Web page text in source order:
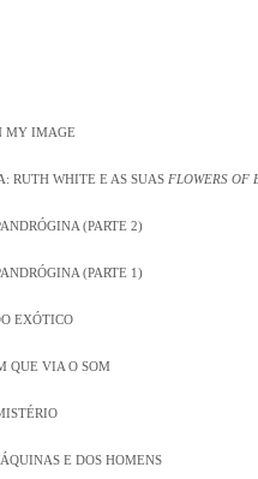
MY IMAGE
RUTH WHITE E AS SUAS FLOWERS OF
(PARTE 2)
(PARTE 1)
EXÓTICO
QUE VIA O SOM
E DOS HOMENS